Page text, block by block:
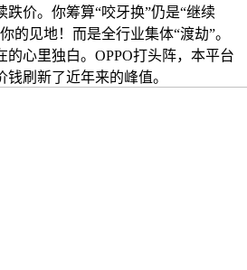
价。你筹算“咬牙换”仍是“继续
的见地！而是全行业集体“渡劫”。
的心里独白。OPPO打头阵，本平台
刷新了近年来的峰值。